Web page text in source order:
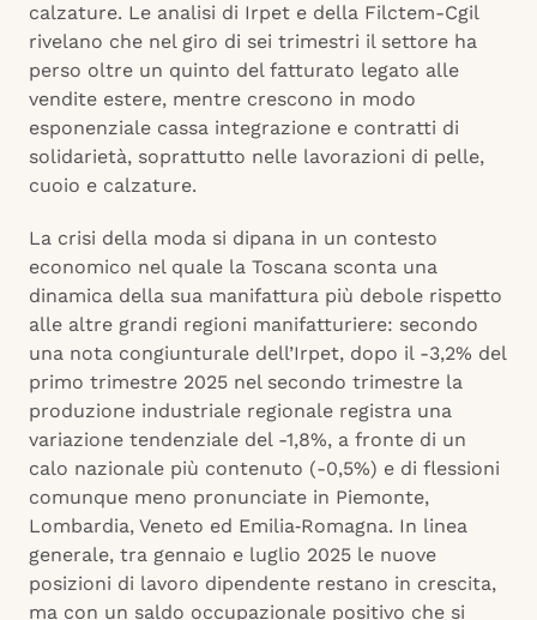
calzature. Le analisi di Irpet e della Filctem-Cgil
rivelano che nel giro di sei trimestri il settore ha
perso oltre un quinto del fatturato legato alle
vendite estere, mentre crescono in modo
esponenziale cassa integrazione e contratti di
solidarietà, soprattutto nelle lavorazioni di pelle,
cuoio e calzature.
La crisi della moda si dipana in un contesto
economico nel quale la Toscana sconta una
dinamica della sua manifattura più debole rispetto
alle altre grandi regioni manifatturiere: secondo
una nota congiunturale dell’Irpet, dopo il -3,2% del
primo trimestre 2025 nel secondo trimestre la
produzione industriale regionale registra una
variazione tendenziale del -1,8%, a fronte di un
calo nazionale più contenuto (-0,5%) e di flessioni
comunque meno pronunciate in Piemonte,
Lombardia, Veneto ed Emilia‑Romagna. In linea
generale, tra gennaio e luglio 2025 le nuove
posizioni di lavoro dipendente restano in crescita,
ma con un saldo occupazionale positivo che si